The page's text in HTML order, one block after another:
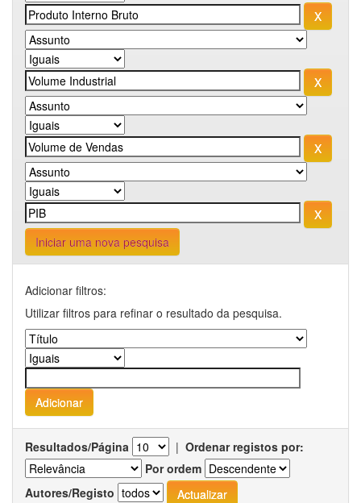
Iniciar uma nova pesquisa
Adicionar filtros:
Utilizar filtros para refinar o resultado da pesquisa.
Resultados/Página | Ordenar registos por:
Por ordem
Autores/Registo